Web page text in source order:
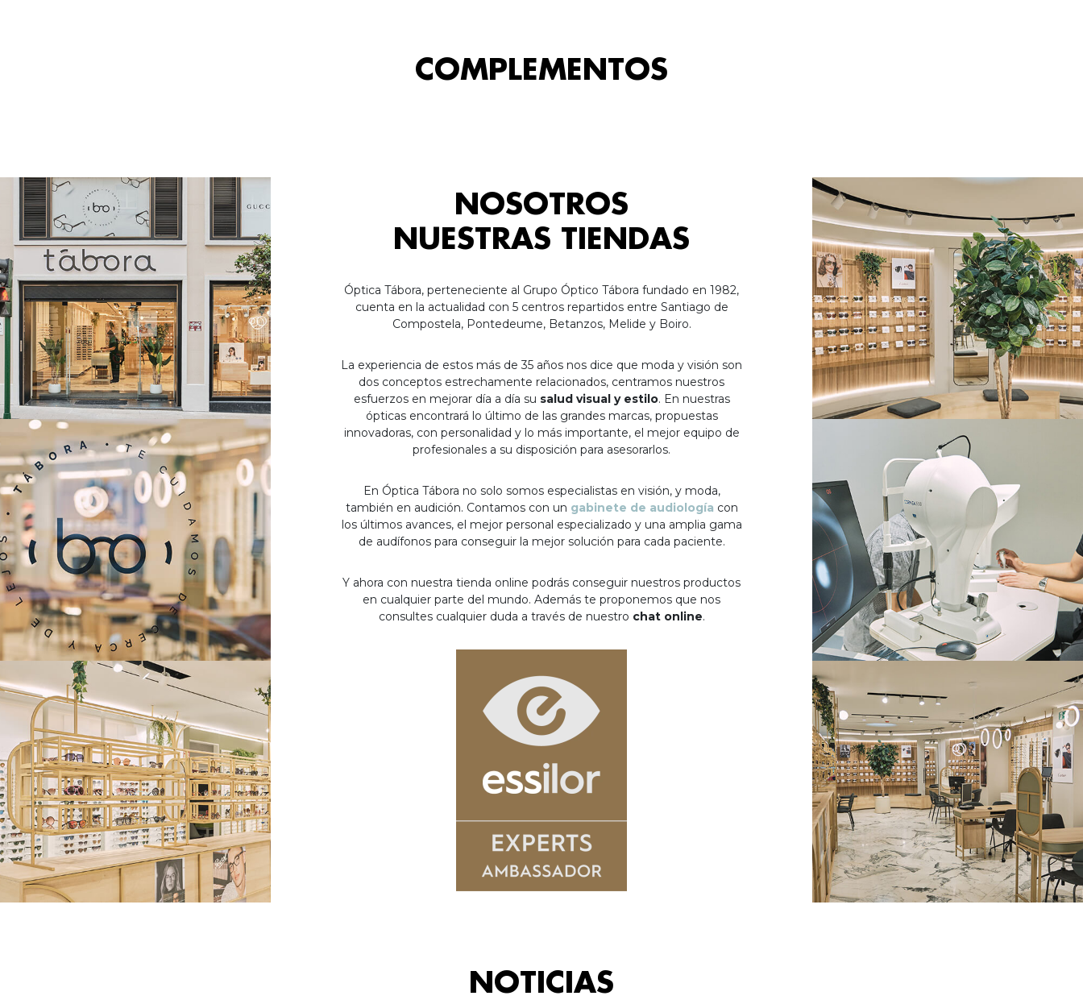
COMPLEMENTOS
NOSOTROS
NUESTRAS TIENDAS
Óptica Tábora, perteneciente al Grupo Óptico Tábora fundado en 1982,
cuenta en la actualidad con 5 centros repartidos entre Santiago de
Compostela, Pontedeume, Betanzos, Melide y Boiro.
La experiencia de estos más de 35 años nos dice que moda y visión son
dos conceptos estrechamente relacionados, centramos nuestros
esfuerzos en mejorar día a día su salud visual y estilo. En nuestras
ópticas encontrará lo último de las grandes marcas, propuestas
innovadoras, con personalidad y lo más importante, el mejor equipo de
profesionales a su disposición para asesorarlos.
En Óptica Tábora no solo somos especialistas en visión, y moda,
también en audición. Contamos con un gabinete de audiología con
los últimos avances, el mejor personal especializado y una amplia gama
de audífonos para conseguir la mejor solución para cada paciente.
Y ahora con nuestra tienda online podrás conseguir nuestros productos
en cualquier parte del mundo. Además te proponemos que nos
consultes cualquier duda a través de nuestro chat online.
NOTICIAS